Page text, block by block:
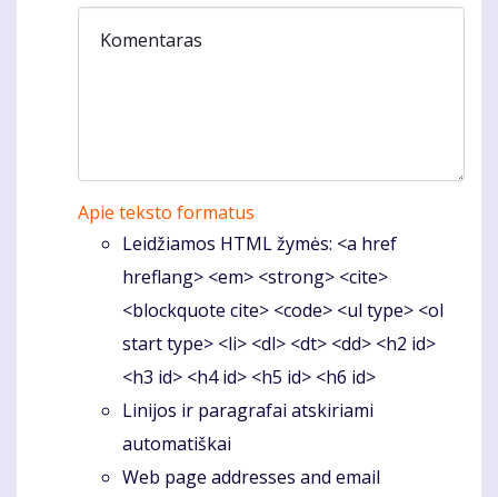
Komentaras
Apie teksto formatus
Leidžiamos HTML žymės: <a href
hreflang> <em> <strong> <cite>
<blockquote cite> <code> <ul type> <ol
start type> <li> <dl> <dt> <dd> <h2 id>
<h3 id> <h4 id> <h5 id> <h6 id>
Linijos ir paragrafai atskiriami
automatiškai
Web page addresses and email